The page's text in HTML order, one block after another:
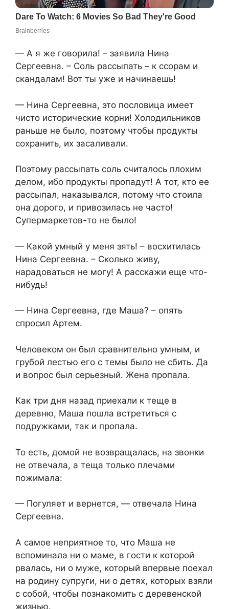
— А я же говорила! – заявила Нина
Сергеевна. – Соль рассыпать – к ссорам и
скандалам! Вот ты уже и начинаешь!
— Нина Сергеевна, это пословица имеет
чисто исторические корни! Холодильников
раньше не было, поэтому чтобы продукты
сохранить, их засаливали.
Поэтому рассыпать соль считалось плохим
делом, ибо продукты пропадут! А тот, кто ее
рассыпал, наказывался, потому что стоила
она дорого, и привозилась не часто!
Супермаркетов-то не было!
— Какой умный у меня зять! – восхитилась
Нина Сергеевна. – Сколько живу,
нарадоваться не могу! А расскажи еще что-
нибудь!
— Нина Сергеевна, где Маша? – опять
спросил Артем.
Человеком он был сравнительно умным, и
грубой лестью его с темы было не сбить. Да
и вопрос был серьезный. Жена пропала.
Как три дня назад приехали к теще в
деревню, Маша пошла встретиться с
подружками, так и пропала.
То есть, домой не возвращалась, на звонки
не отвечала, а теща только плечами
пожимала:
— Погуляет и вернется, — отвечала Нина
Сергеевна.
А самое неприятное то, что Маша не
вспоминала ни о маме, в гости к которой
рвалась, ни о муже, который впервые поехал
на родину супруги, ни о детях, которых взяли
с собой, чтобы познакомить с деревенской
жизнью.